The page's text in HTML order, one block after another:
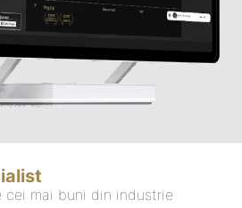
cei mai buni din industrie